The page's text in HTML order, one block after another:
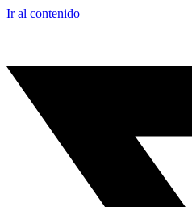
Ir al contenido